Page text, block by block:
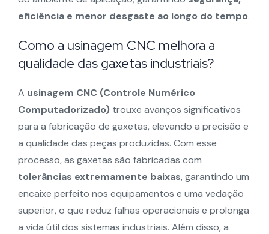
eficiência e menor desgaste ao longo do tempo.
Como a usinagem CNC melhora a
qualidade das gaxetas industriais?
A usinagem CNC (Controle Numérico
Computadorizado) trouxe avanços significativos
para a fabricação de gaxetas, elevando a precisão e
a qualidade das peças produzidas. Com esse
processo, as gaxetas são fabricadas com
tolerâncias extremamente baixas, garantindo um
encaixe perfeito nos equipamentos e uma vedação
superior, o que reduz falhas operacionais e prolonga
a vida útil dos sistemas industriais. Além disso, a